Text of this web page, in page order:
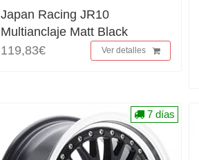
Japan Racing JR10
Multianclaje Matt Black
119,83€
Ver detalles
7 días